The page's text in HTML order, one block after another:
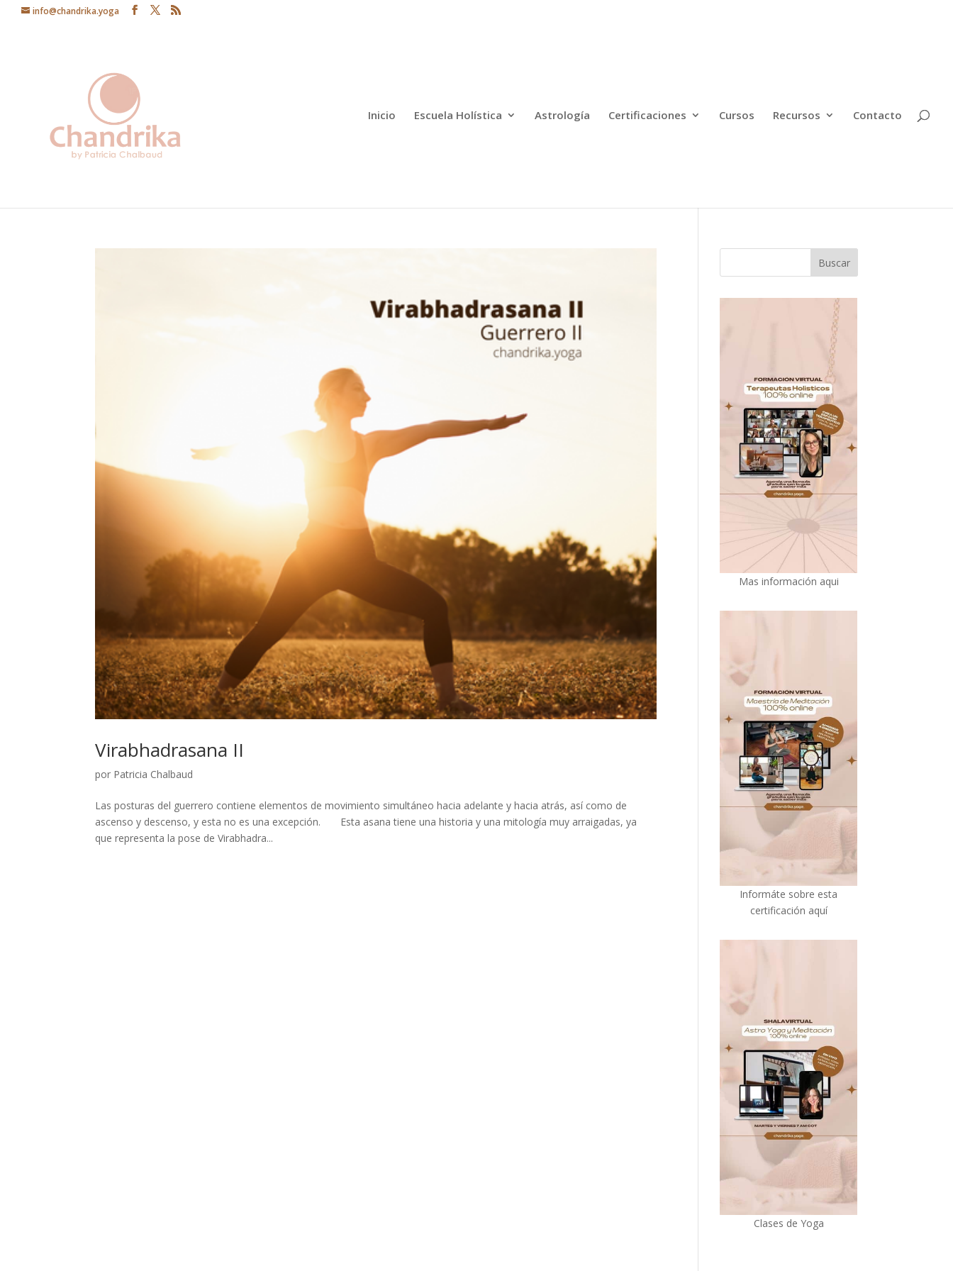
info@chandrika.yoga
Inicio Escuela Holística Astrología Certificaciones Cursos Recursos Contacto
Virabhadrasana II
por Patricia Chalbaud
Las posturas del guerrero contiene elementos de movimiento simultáneo hacia adelante y hacia atrás, así como de
ascenso y descenso, y esta no es una excepción.⠀ ⠀ Esta asana tiene una historia y una mitología muy arraigadas, ya
que representa la pose de Virabhadra...
Mas información aqui
Informáte sobre esta
certificación aquí
Clases de Yoga